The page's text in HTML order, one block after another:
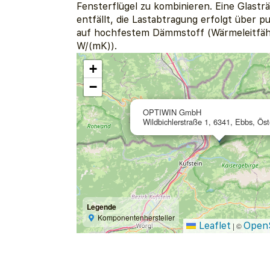
Fensterflügel zu kombinieren. Eine
entfällt, die Lastabtragung erfolgt über
auf hochfestem Dämmstoff
W/(mK)).
OPTIWIN GmbH
Wildbichlerstraße 1, 6341, Ebbs,
+
−
Legende
Komponentenhersteller
Leaflet | ©